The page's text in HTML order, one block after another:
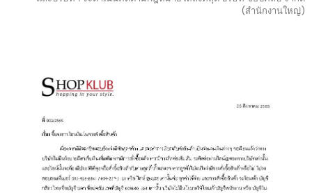
(สำนักงานใหญ่)